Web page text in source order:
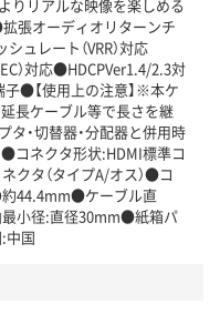
りリアルな映像を楽しめる
張オーディオリターンチ
ュレート（VRR）対応
）対応●HDCPVer1.4/2.3対
●【使用上の注意】※本ケ
長ケーブル等で長さを継
タ・切替器・分配器と併用時
コネクタ形状:HDMI標準コ
クタ（タイプA/オス）●コ
44.4mm●ケーブル直
小径:直径30mm●紙箱パ
中国